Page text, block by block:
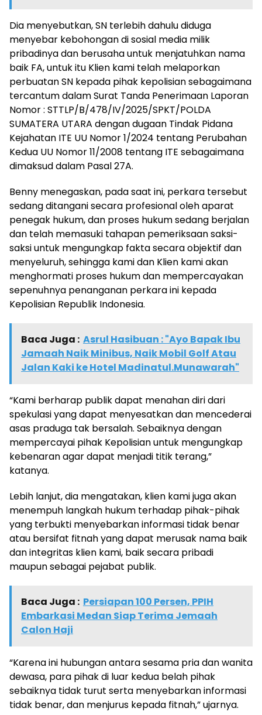
Dia menyebutkan, SN terlebih dahulu diduga
menyebar kebohongan di sosial media milik
pribadinya dan berusaha untuk menjatuhkan nama
baik FA, untuk itu Klien kami telah melaporkan
perbuatan SN kepada pihak kepolisian sebagaimana
tercantum dalam Surat Tanda Penerimaan Laporan
Nomor : STTLP/B/478/IV/2025/SPKT/POLDA
SUMATERA UTARA dengan dugaan Tindak Pidana
Kejahatan ITE UU Nomor 1/2024 tentang Perubahan
Kedua UU Nomor 11/2008 tentang ITE sebagaimana
dimaksud dalam Pasal 27A.
Benny menegaskan, pada saat ini, perkara tersebut
sedang ditangani secara profesional oleh aparat
penegak hukum, dan proses hukum sedang berjalan
dan telah memasuki tahapan pemeriksaan saksi-
saksi untuk mengungkap fakta secara objektif dan
menyeluruh, sehingga kami dan Klien kami akan
menghormati proses hukum dan mempercayakan
sepenuhnya penanganan perkara ini kepada
Kepolisian Republik Indonesia.
Baca Juga : Asrul Hasibuan : "Ayo Bapak Ibu
Jamaah Naik Minibus, Naik Mobil Golf Atau
Jalan Kaki ke Hotel Madinatul.Munawarah"
“Kami berharap publik dapat menahan diri dari
spekulasi yang dapat menyesatkan dan mencederai
asas praduga tak bersalah. Sebaiknya dengan
mempercayai pihak Kepolisian untuk mengungkap
kebenaran agar dapat menjadi titik terang,”
katanya.
Lebih lanjut, dia mengatakan, klien kami juga akan
menempuh langkah hukum terhadap pihak-pihak
yang terbukti menyebarkan informasi tidak benar
atau bersifat fitnah yang dapat merusak nama baik
dan integritas klien kami, baik secara pribadi
maupun sebagai pejabat publik.
Baca Juga : Persiapan 100 Persen, PPIH
Embarkasi Medan Siap Terima Jemaah
Calon Haji
“Karena ini hubungan antara sesama pria dan wanita
dewasa, para pihak di luar kedua belah pihak
sebaiknya tidak turut serta menyebarkan informasi
tidak benar, dan menjurus kepada fitnah,” ujarnya.